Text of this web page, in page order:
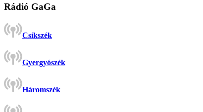
Rádió GaGa
Csíkszék
Gyergyószék
Háromszék